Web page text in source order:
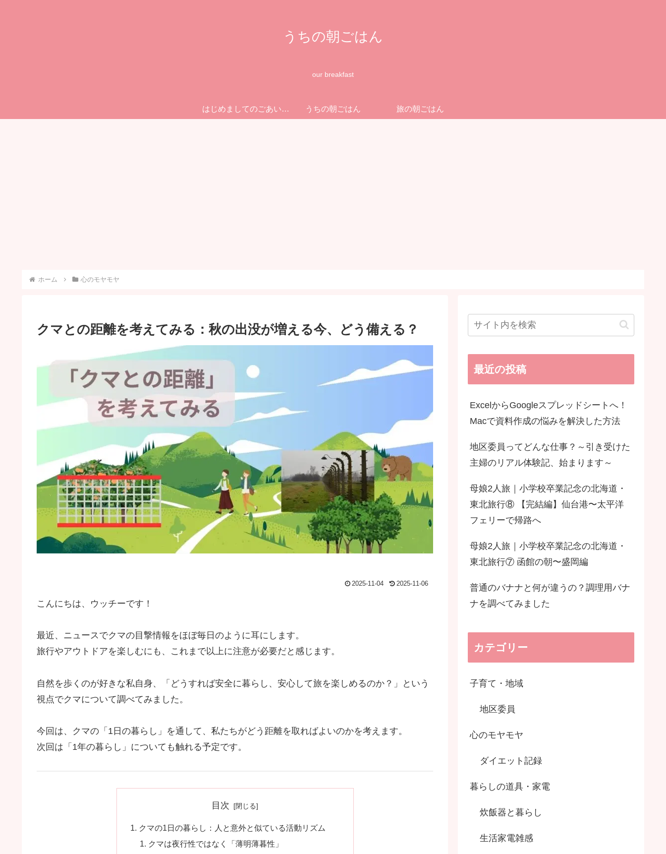
うちの朝ごはん
our breakfast
はじめましてのごあいさつ うちの朝ごはん 旅の朝ごはん
ホーム 心のモヤモヤ
クマとの距離を考えてみる：秋の出没が増える今、どう備える？
2025-11-04 2025-11-06
こんにちは、ウッチーです！
最近、ニュースでクマの目撃情報をほぼ毎日のように耳にします。
旅行やアウトドアを楽しむにも、これまで以上に注意が必要だと感じます。
自然を歩くのが好きな私自身、「どうすれば安全に暮らし、安心して旅を楽しめるのか？」という
視点でクマについて調べてみました。
今回は、クマの「1日の暮らし」を通して、私たちがどう距離を取ればよいのかを考えます。
次回は「1年の暮らし」についても触れる予定です。
目次
クマの1日の暮らし：人と意外と似ている活動リズム
クマは夜行性ではなく「薄明薄暮性」
最近の投稿
ExcelからGoogleスプレッドシートへ！
Macで資料作成の悩みを解決した方法
地区委員ってどんな仕事？～引き受けた
主婦のリアル体験記、始まります～
母娘2人旅｜小学校卒業記念の北海道・
東北旅行⑧ 【完結編】仙台港〜太平洋
フェリーで帰路へ
母娘2人旅｜小学校卒業記念の北海道・
東北旅行⑦ 函館の朝〜盛岡編
普通のバナナと何が違うの？調理用バナ
ナを調べてみました
カテゴリー
子育て・地域
地区委員
心のモヤモヤ
ダイエット記録
暮らしの道具・家電
炊飯器と暮らし
生活家電雑感